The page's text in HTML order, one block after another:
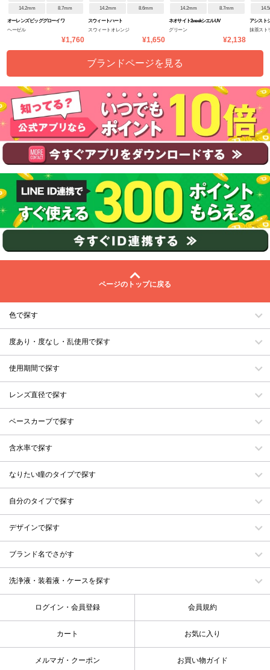
14.2mm 8.7mm
オーレンズ ビッググローイワ
ヘーゼル
¥1,760
14.2mm 8.6mm
スウィートハート
スウィートオレンジ
¥1,650
14.2mm 8.7mm
ネオサイト2weekシエルUV
グリーン
¥2,138
アシスト
抹茶スト
ブランドページを見る
ページのトップに戻る
色で探す
度あり・度なし・乱使用で探す
使用期間で探す
レンズ直径で探す
ベースカーブで探す
含水率で探す
なりたい瞳のタイプで探す
自分のタイプで探す
デザインで探す
ブランド名でさがす
洗浄液・装着液・ケースを探す
ログイン・会員登録 会員規約
カート お気に入り
メルマガ・クーポン お買い物ガイド